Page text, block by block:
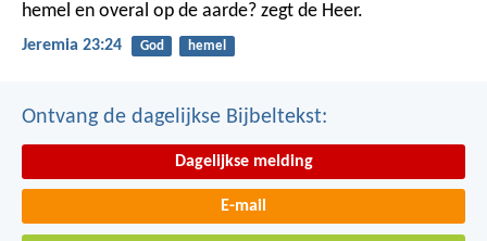
hemel en overal op de aarde? zegt de Heer.
Jeremia 23:24 God hemel
Ontvang de dagelijkse Bijbeltekst:
Dagelijkse melding
E-mail